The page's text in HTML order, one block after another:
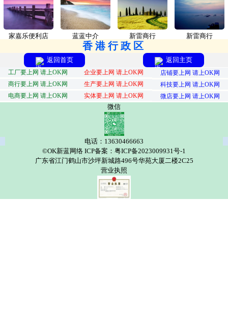
家嘉乐便利店 蓝蓝中介 新雷商行 新雷商行
香港行政区
返回首页 返回主页
工厂要上网 请上OK网 企业要上网 请上OK网
店铺要上网 请上OK网
商行要上网 请上OK网
生产要上网 请上OK网
科技要上网 请上OK网
电商要上网 请上OK网
实体要上网 请上OK网 微店要上网 请上OK网
微信
电话：13630466663
©OK新蓝网络 ICP备案：粤ICP备2023009931号-1
广东省江门鹤山市沙坪新城路496号华苑大厦二楼2C25
营业执照